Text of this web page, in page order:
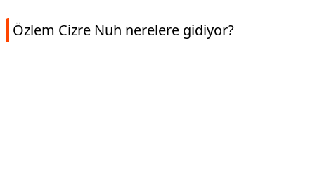
Özlem Cizre Nuh nerelere gidiyor?